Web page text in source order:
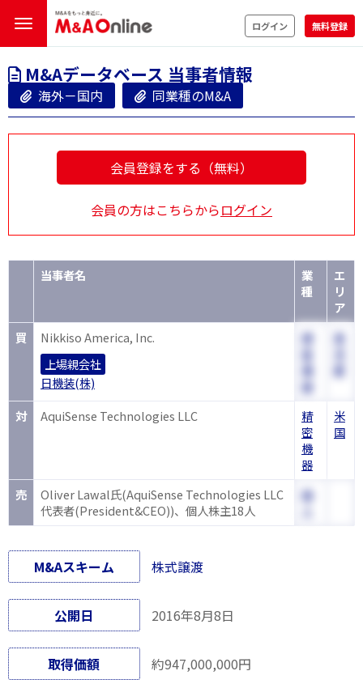
ログイン 無料登録
M&Aデータベース 当事者情報
海外－国内 同業種のM&A
会員登録をする（無料）
会員の方はこちらからログイン
当事者名
業
種
エ
リ
ア
買
Nikkiso America, Inc.
上場親会社
日機装(株)
精
東
対 AquiSense Technologies LLC
精
密
機
器
米
国
売
Oliver Lawal氏(AquiSense Technologies LLC
代表者(President&CEO))、個人株主18人
個
M&Aスキーム 株式譲渡
公開日 2016年8月8日
取得価額 約947,000,000円